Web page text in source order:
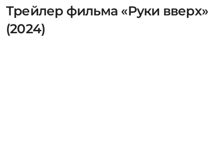
Трейлер фильма «Руки вверх»
(2024)